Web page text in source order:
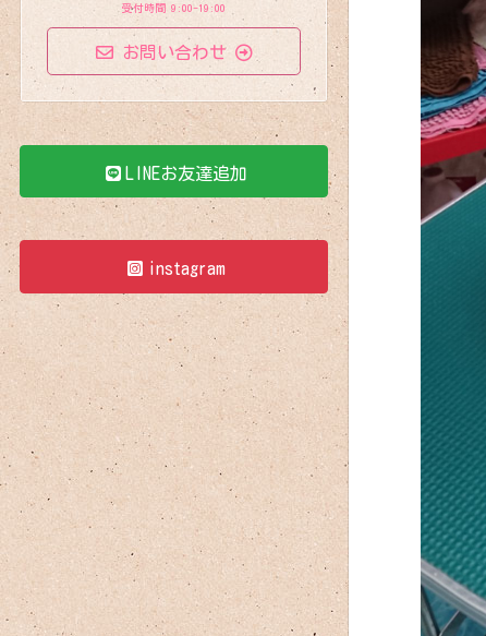
受付時間 9:00-19:00
お問い合わせ
LINEお友達追加
instagram